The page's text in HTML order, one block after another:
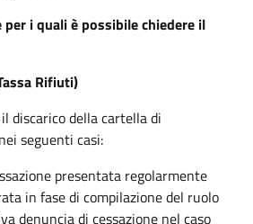
per i quali è possibile chiedere il
Rifiuti)
discarico della cartella di
seguenti casi:
presentata regolarmente
in fase di compilazione del ruolo
denuncia di cessazione nel caso